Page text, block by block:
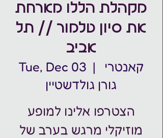
מקהלת הללו מארחת
את סיון טלמור // תל
אביב
Tue, Dec 03
  |
גורן גולדשטיין
הצטרפו אלינו למופע
מוזיקלי מרגש בערב של